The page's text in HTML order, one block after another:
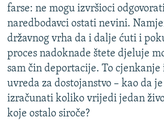
farse: ne mogu izvršioci
naredbodavci ostati nevini.
državnog vrha da i dalje ćuti i
proces nadoknade štete djeluje
sam čin deportacije. To cjenkanje
uvreda za dostojanstvo – kao da
izračunati koliko vrijedi jedan
koje ostalo siroče?